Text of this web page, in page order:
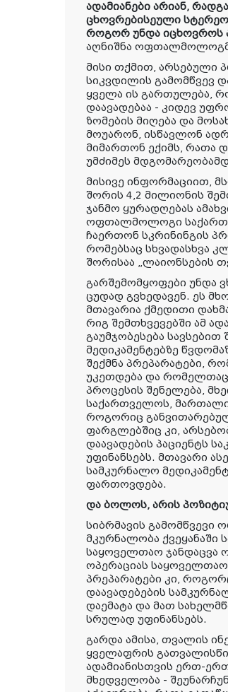
ადამიანები არიან,
ცხოვრებისეული
როგორ უნდა იცხოვროს
აღნიშნა
მისი თქმით, არსებული
სიკვდილის გამომწვევ
ყველა ის გართულება,
დაავადებაა - კიდევ
ზომების მიღება და
მოუარონ, ისწავლონ
მიმართონ ექიმს, რათა
უმძიმეს
მისივე ინფორმაციით,
შორის 4,2 მილიონის
ჯანმო ყურადღებას
ოფთალმოლოგი
ჩაერთონ სკრინინგის
რომებსაც სხვადასხვა
შორისაა „ლაიონსების
გარშემომყოფები უნდა
ცუდად გვხედავენ. ეს
მთავარია ქმედითი
რიგ შემთხვევებში ამ
გაუმჯობესება
მედიკამენტებზე
შექმნა პრეპარატები,
უკეთდება და რომელთაც
პროცესის შენელება,
საქართველოს,
როგორიც განვითარებულ
ფარგლებშიც კი,
დაავადების პაციენტს
უფინანსებს. მთავარი
სამკურნალო
ფართოვდება.
და ბოლოს, არის
სიბრმავის გამომწვევი
მკურნალობა ქვეყანაში
საყოველთაო ჯანდაცვა
ოპერაციას საყოველთაო
პრეპარატები კი,
დაავადებების
დაემატა და მათ
სრულად უფინანსებს.
გარდა ამისა, თვალის
ყველაფრის
ადამიანისთვის ერთ-
მხედველობა -